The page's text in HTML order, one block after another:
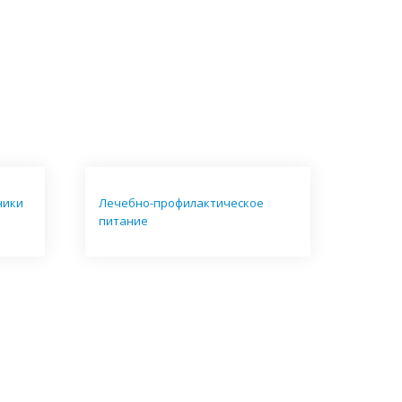
Лечебно-профилактическое
питание